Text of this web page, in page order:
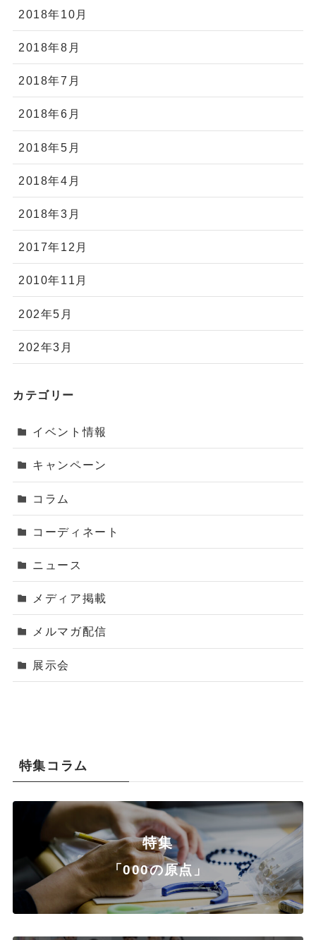
2018年10月
2018年8月
2018年7月
2018年6月
2018年5月
2018年4月
2018年3月
2017年12月
2010年11月
202年5月
202年3月
カテゴリー
イベント情報
キャンペーン
コラム
コーディネート
ニュース
メディア掲載
メルマガ配信
展示会
特集コラム
特集
「000の原点」